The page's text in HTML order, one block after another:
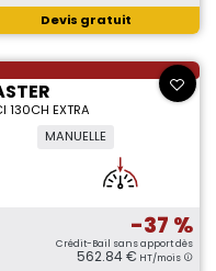
Devis gratuit
130CH EXTRA
MANUELLE
-37 %
Crédit-Bail sans apport dès
562.84 € HT/mois